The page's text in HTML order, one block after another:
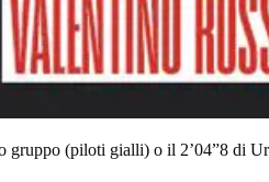
gruppo (piloti gialli) o il 2’04”8 di